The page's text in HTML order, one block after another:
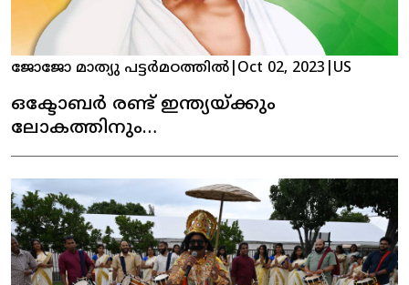
ജോജോ മാത്യു പട്ടർമഠത്തിൽ Oct 02, 2023 US
ഒക്ടോബർ രണ്ട് ഇന്ത്യയ്ക്കും
ലോകത്തിനും
വിലമതിക്കാനാവാത്ത ദിവസം